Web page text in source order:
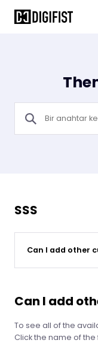
SSS
Can I add other
Can I add
To see all of the
Click the name of